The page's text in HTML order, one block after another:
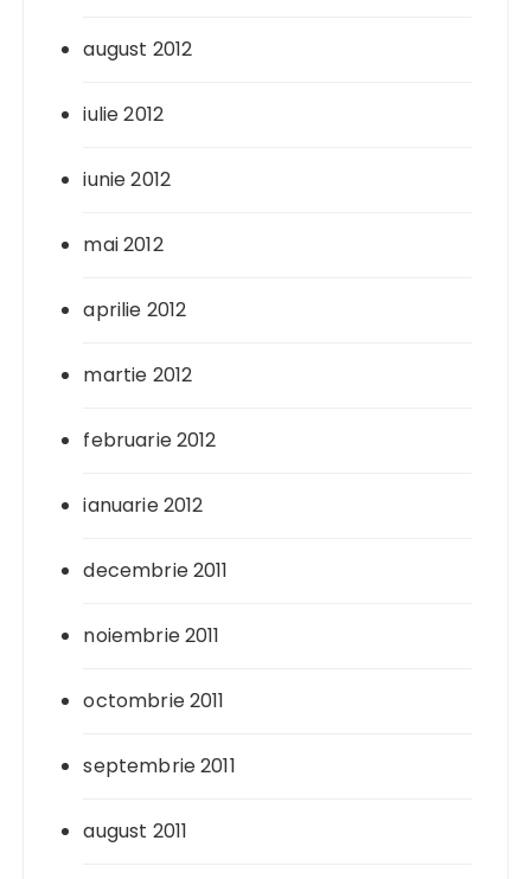
august 2012
iulie 2012
iunie 2012
mai 2012
aprilie 2012
martie 2012
februarie 2012
ianuarie 2012
decembrie 2011
noiembrie 2011
octombrie 2011
septembrie 2011
august 2011